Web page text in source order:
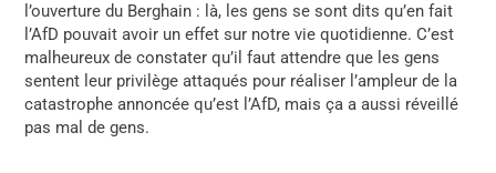
l’ouverture du Berghain : là, les gens se sont dits qu’en fait
l’AfD pouvait avoir un effet sur notre vie quotidienne. C’est
malheureux de constater qu’il faut attendre que les gens
sentent leur privilège attaqués pour réaliser l’ampleur de la
catastrophe annoncée qu’est l’AfD, mais ça a aussi réveillé
pas mal de gens.